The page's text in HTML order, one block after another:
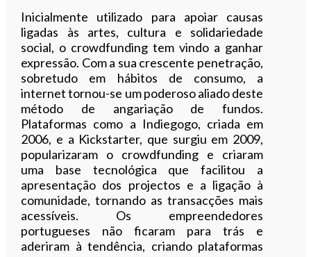
Inicialmente utilizado para apoiar causas
ligadas às artes, cultura e solidariedade
social, o crowdfunding tem vindo a ganhar
expressão. Com a sua crescente penetração,
sobretudo em hábitos de consumo, a
internet tornou-se um poderoso aliado deste
método de angariação de fundos.
Plataformas como a Indiegogo, criada em
2006, e a Kickstarter, que surgiu em 2009,
popularizaram o crowdfunding e criaram
uma base tecnológica que facilitou a
apresentação dos projectos e a ligação à
comunidade, tornando as transacções mais
acessíveis. Os empreendedores
portugueses não ficaram para trás e
aderiram à tendência, criando plataformas